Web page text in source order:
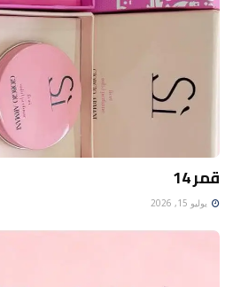
قمر 14
يوليو 15, 2026